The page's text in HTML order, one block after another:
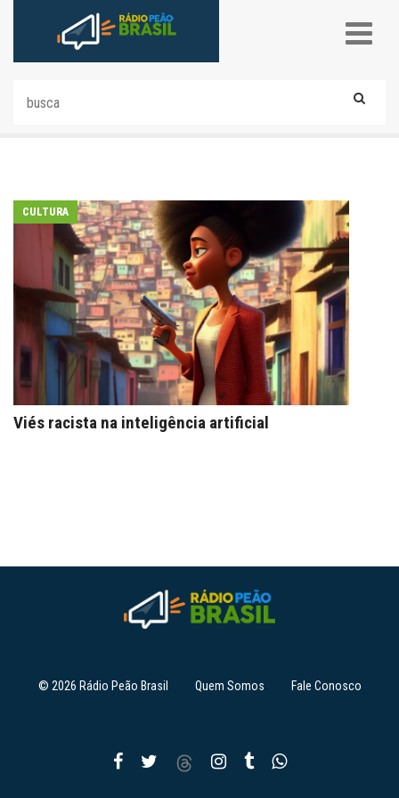
CULTURA
Viés racista na inteligência artificial
© 2026 Rádio Peão Brasil Quem Somos Fale Conosco